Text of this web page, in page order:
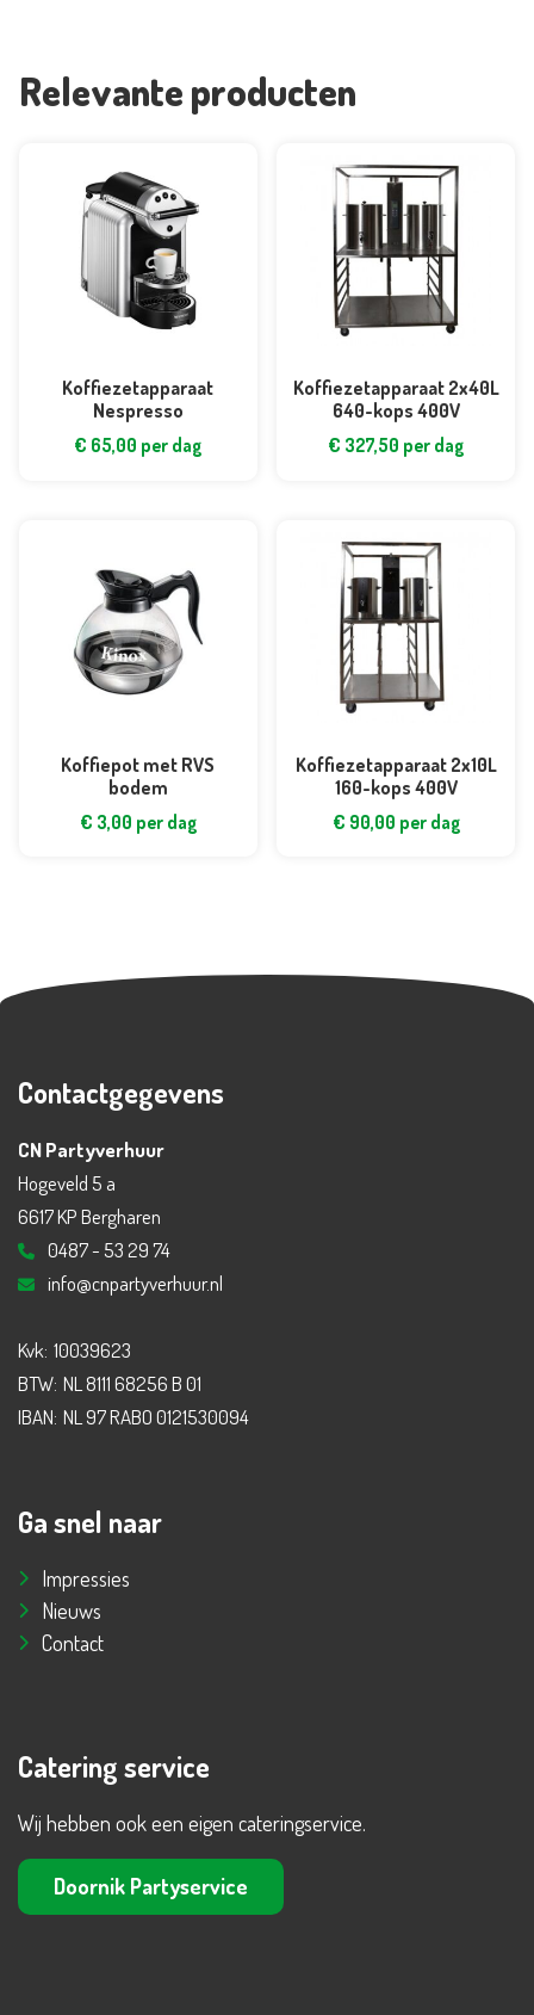
Relevante producten
Koffiezetapparaat
Nespresso
€ 65,00 per dag
Koffiezetapparaat 2x40L
640-kops 400V
€ 327,50 per dag
Koffiepot met RVS
bodem
€ 3,00 per dag
Koffiezetapparaat 2x10L
160-kops 400V
€ 90,00 per dag
Contactgegevens
CN Partyverhuur
Hogeveld 5 a
6617 KP Bergharen
0487 - 53 29 74
info@cnpartyverhuur.nl
Kvk: 10039623
BTW: NL 8111 68256 B 01
IBAN: NL 97 RABO 0121530094
Ga snel naar
Impressies
Nieuws
Contact
Catering service
Wij hebben ook een eigen cateringservice.
Doornik Partyservice